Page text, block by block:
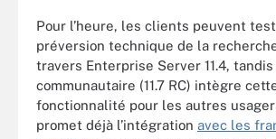
Pour l’heure, les clients peuvent
préversion technique de la
travers Enterprise Server 11.4,
communautaire (11.7 RC) intègre
fonctionnalité pour les autres
promet déjà l’intégration avec les